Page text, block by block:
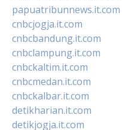
papuatribunnews.it.com
cnbcjogja.it.com
cnbcbandung.it.com
cnbclampung.it.com
cnbckaltim.it.com
cnbcmedan.it.com
cnbckalbar.it.com
detikharian.it.com
detikjogja.it.com